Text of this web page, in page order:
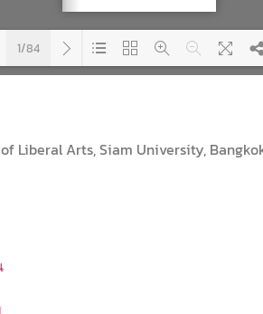
1/84
Liberal Arts, Siam University,